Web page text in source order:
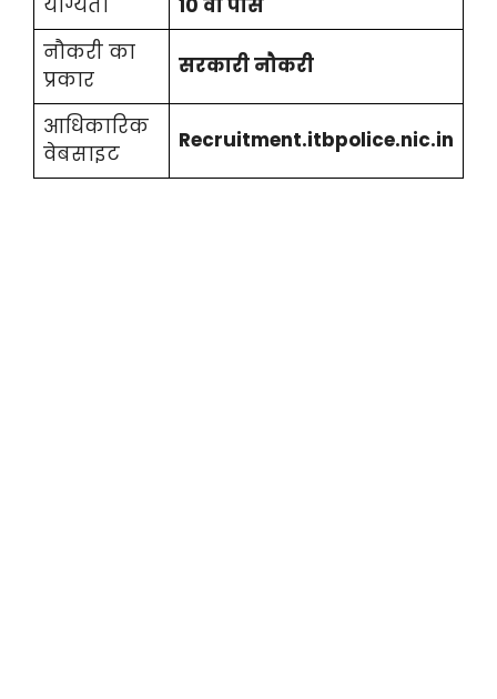
नौकरी का
प्रकार
सरकारी नौकरी
आधिकारिक
वेबसाइट
Recruitment.itbpolice.nic.in